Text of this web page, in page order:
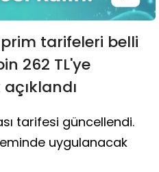
tarifeleri belli
262 TL'ye
tarifesi güncellendi.
uygulanacak